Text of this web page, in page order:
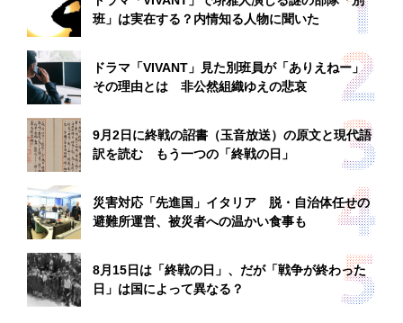
班」は実在する？内情知る人物に聞いた
ドラマ「VIVANT」見た別班員が「ありえねー」
その理由とは 非公然組織ゆえの悲哀
9月2日に終戦の詔書（玉音放送）の原文と現代語
訳を読む もう一つの「終戦の日」
災害対応「先進国」イタリア 脱・自治体任せの
避難所運営、被災者への温かい食事も
8月15日は「終戦の日」、だが「戦争が終わった
日」は国によって異なる？